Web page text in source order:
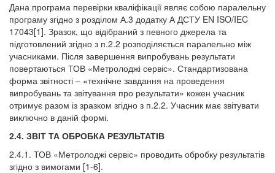
Дана програма перевірки кваліфікації являє собою паралельну
програму згідно з розділом А.3 додатку А ДСТУ EN ISO/IEC
17043[1]. Зразок, що відібраний з певного джерела та
підготовлений згідно з п.2.2 розподіляється паралельно між
учасниками. Після завершення випробувань результати
повертаються ТОВ «Метролоджі сервіс». Стандартизована
форма звітності – «технічне завдання на проведення
випробувань та звітування про результати» кожен учасник
отримує разом із зразком згідно з п.2.2. Учасник має звітувати
виключно в даній формі.
2.4. ЗВІТ ТА ОБРОБКА РЕЗУЛЬТАТІВ
2.4.1. ТОВ «Метролоджі сервіс» проводить обробку результатів
згідно з вимогами [1-6].